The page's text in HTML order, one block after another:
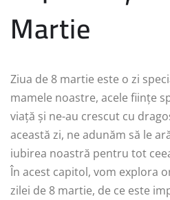
Martie
Ziua de 8 martie este o zi
mamele noastre, acele ființe
viață și ne-au crescut cu
această zi, ne adunăm să le
iubirea noastră pentru tot
În acest capitol, vom explora
zilei de 8 martie, de ce este